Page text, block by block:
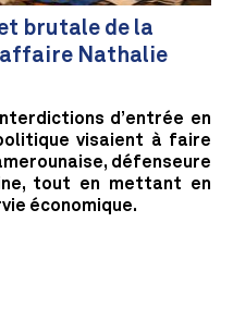
brutale de la
Nathalie
d’entrée en
visaient à faire
défenseure
tout en mettant en
économique.